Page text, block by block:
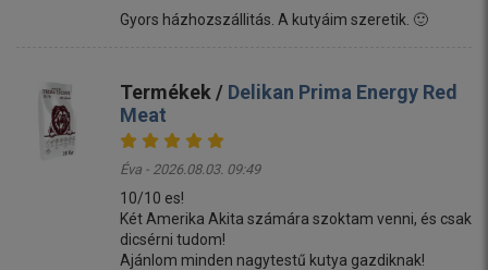
Gyors házhozszállitás. A kutyáim szeretik. 🙂
Termékek / Delikan Prima Energy Red
Meat
Éva - 2026.08.03. 09:49
10/10 es!
Két Amerika Akita számára szoktam venni, és csak
dicsérni tudom!
Ajánlom minden nagytestű kutya gazdiknak!